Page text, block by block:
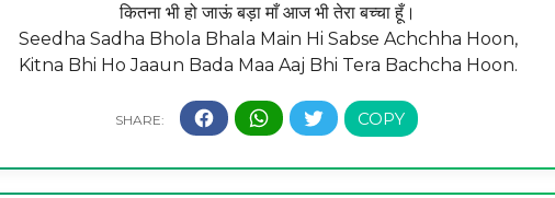
कितना भी हो जाऊं बड़ा माँ आज भी तेरा बच्चा हूँ।
Seedha Sadha Bhola Bhala Main Hi Sabse Achchha Hoon,
Kitna Bhi Ho Jaaun Bada Maa Aaj Bhi Tera Bachcha Hoon.